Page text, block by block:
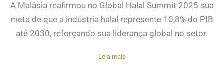
A Malásia reafirmou no Global Halal Summit 2025 sua
meta de que a indústria halal represente 10,8% do PIB
até 2030, reforçando sua liderança global no setor.
Leia mais